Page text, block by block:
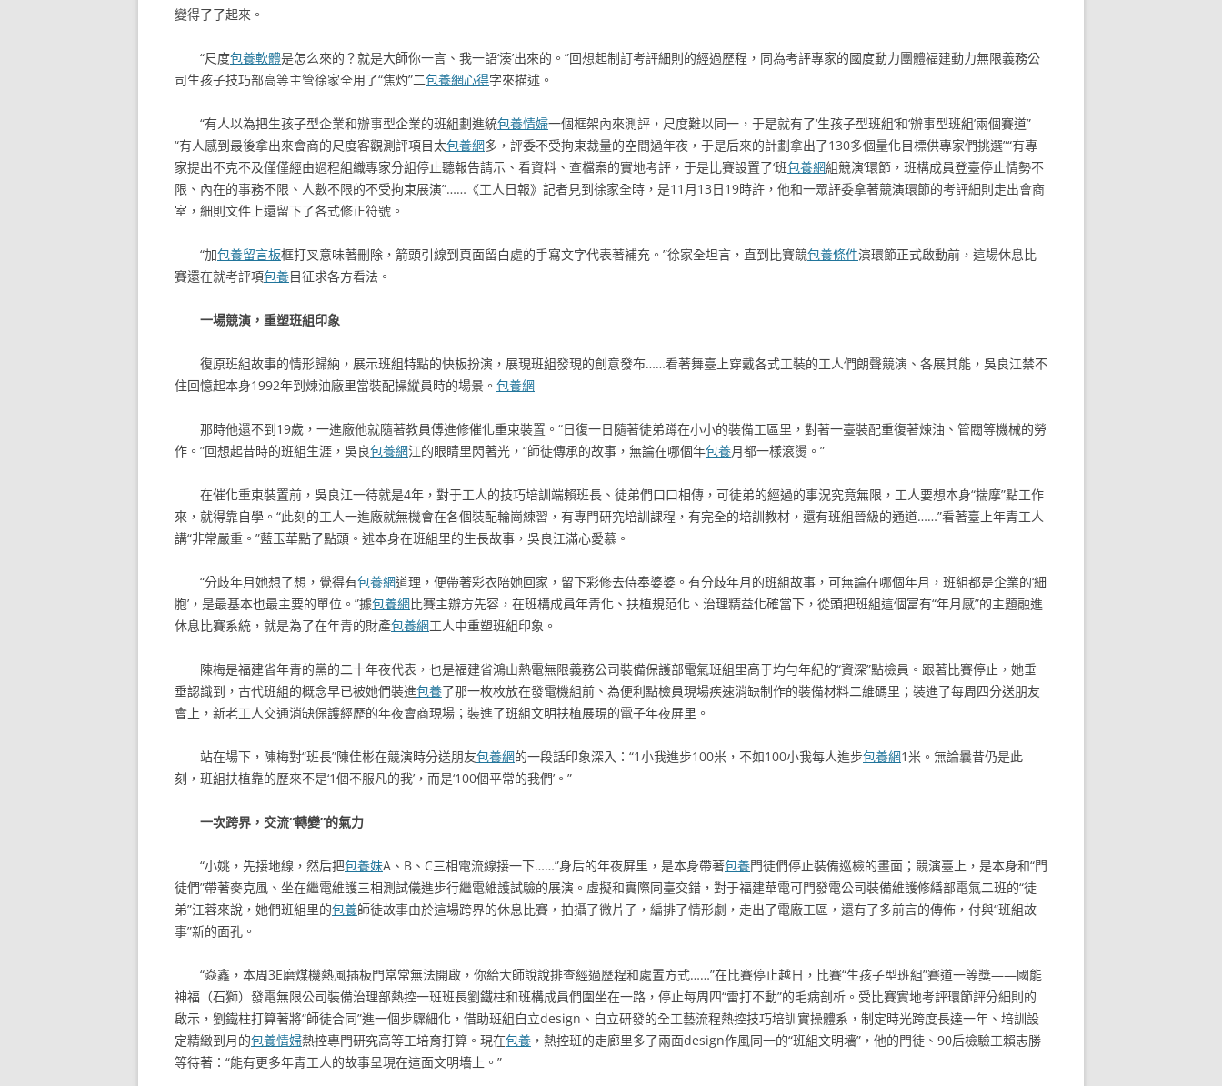
變得了了起來。
“尺度包養軟體是怎么來的？就是大師你一言、我一語‘湊’出來的。”回想起制訂考評細則的經過歷程，同為考評專家的國度動力團體福建動力無限義務公
司生孩子技巧部高等主管徐家全用了“焦灼”二包養網心得字來描述。
“有人以為把生孩子型企業和辦事型企業的班組劃進統包養情婦一個框架內來測評，尺度難以同一，于是就有了‘生孩子型班組’和‘辦事型班組’兩個賽道”
“有人感到最後拿出來會商的尺度客觀測評項目太包養網多，評委不受拘束裁量的空間過年夜，于是后來的計劃拿出了130多個量化目標供專家們挑選”“有專
家提出不克不及僅僅經由過程組織專家分組停止聽報告請示、看資料、查檔案的實地考評，于是比賽設置了‘班包養網組競演’環節，班構成員登臺停止情勢不
限、內在的事務不限、人數不限的不受拘束展演”……《工人日報》記者見到徐家全時，是11月13日19時許，他和一眾評委拿著競演環節的考評細則走出會商
室，細則文件上還留下了各式修正符號。
“加包養留言板框打叉意味著刪除，箭頭引線到頁面留白處的手寫文字代表著補充。”徐家全坦言，直到比賽競包養條件演環節正式啟動前，這場休息比
賽還在就考評項包養目征求各方看法。
一場競演，重塑班組印象
復原班組故事的情形歸納，展示班組特點的快板扮演，展現班組發現的創意發布……看著舞臺上穿戴各式工裝的工人們朗聲競演、各展其能，吳良江禁不
住回憶起本身1992年到煉油廠里當裝配操縱員時的場景。 包養網
那時他還不到19歲，一進廠他就隨著教員傅進修催化重束裝置。“日復一日隨著徒弟蹲在小小的裝備工區里，對著一臺裝配重復著煉油、管閥等機械的勞
作。”回想起昔時的班組生涯，吳良包養網江的眼睛里閃著光，“師徒傳承的故事，無論在哪個年包養月都一樣滾燙。”
在催化重束裝置前，吳良江一待就是4年，對于工人的技巧培訓端賴班長、徒弟們口口相傳，可徒弟的經過的事況究竟無限，工人要想本身“揣摩”點工作
來，就得靠自學。“此刻的工人一進廠就無機會在各個裝配輪崗練習，有專門研究培訓課程，有完全的培訓教材，還有班組晉級的通道……”看著臺上年青工人
講“非常嚴重。”藍玉華點了點頭。述本身在班組里的生長故事，吳良江滿心愛慕。
“分歧年月她想了想，覺得有包養網道理，便帶著彩衣陪她回家，留下彩修去侍奉婆婆。有分歧年月的班組故事，可無論在哪個年月，班組都是企業的‘細
胞’，是最基本也最主要的單位。”據包養網比賽主辦方先容，在班構成員年青化、扶植規范化、治理精益化確當下，從頭把班組這個富有“年月感”的主題融進
休息比賽系統，就是為了在年青的財產包養網工人中重塑班組印象。
陳梅是福建省年青的黨的二十年夜代表，也是福建省鴻山熱電無限義務公司裝備保護部電氣班組里高于均勻年紀的“資深”點檢員。跟著比賽停止，她垂
垂認識到，古代班組的概念早已被她們裝進包養了那一枚枚放在發電機組前、為便利點檢員現場疾速消缺制作的裝備材料二維碼里；裝進了每周四分送朋友
會上，新老工人交通消缺保護經歷的年夜會商現場；裝進了班組文明扶植展現的電子年夜屏里。
站在場下，陳梅對“班長”陳佳彬在競演時分送朋友包養網的一段話印象深入：“1小我進步100米，不如100小我每人進步包養網1米。無論曩昔仍是此
刻，班組扶植靠的歷來不是‘1個不服凡的我’，而是‘100個平常的我們’。”
一次跨界，交流“轉變”的氣力
“小姚，先接地線，然后把包養妹A、B、C三相電流線接一下……”身后的年夜屏里，是本身帶著包養門徒們停止裝備巡檢的畫面；競演臺上，是本身和“門
徒們”帶著麥克風、坐在繼電維護三相測試儀進步行繼電維護試驗的展演。虛擬和實際同臺交錯，對于福建華電可門發電公司裝備維護修繕部電氣二班的“徒
弟”江蓉來說，她們班組里的包養師徒故事由於這場跨界的休息比賽，拍攝了微片子，編排了情形劇，走出了電廠工區，還有了多前言的傳佈，付與“班組故
事”新的面孔。
“焱鑫，本周3E磨煤機熱風插板門常常無法開啟，你給大師說說排查經過歷程和處置方式……”在比賽停止越日，比賽“生孩子型班組”賽道一等獎——國能
神福（石獅）發電無限公司裝備治理部熱控一班班長劉鐵柱和班構成員們圍坐在一路，停止每周四“雷打不動”的毛病剖析。受比賽實地考評環節評分細則的
啟示，劉鐵柱打算著將“師徒合同”進一個步驟細化，借助班組自立design、自立研發的全工藝流程熱控技巧培訓實操體系，制定時光跨度長達一年、培訓設
定精緻到月的包養情婦熱控專門研究高等工培育打算。現在包養 ，熱控班的走廊里多了兩面design作風同一的“班組文明墻”，他的門徒、90后檢驗工賴志勝
等待著：“能有更多年青工人的故事呈現在這面文明墻上。”